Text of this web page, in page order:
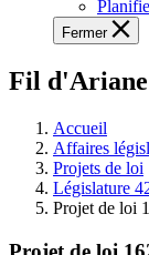
apprendre
et
découvrir
l'Assemblée
législative.
Fermer
Fil d'Ariane
Accueil
Affaires
Projets de loi
Législature
Projet de loi